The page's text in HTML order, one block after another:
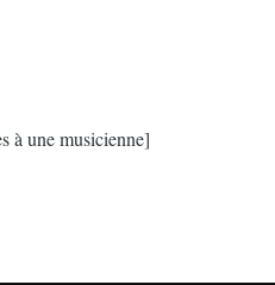
à une musicienne]